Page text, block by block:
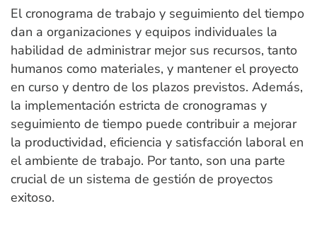
El cronograma de trabajo y seguimiento del tiempo
dan a organizaciones y equipos individuales la
habilidad de administrar mejor sus recursos, tanto
humanos como materiales, y mantener el proyecto
en curso y dentro de los plazos previstos. Además,
la implementación estricta de cronogramas y
seguimiento de tiempo puede contribuir a mejorar
la productividad, eficiencia y satisfacción laboral en
el ambiente de trabajo. Por tanto, son una parte
crucial de un sistema de gestión de proyectos
exitoso.